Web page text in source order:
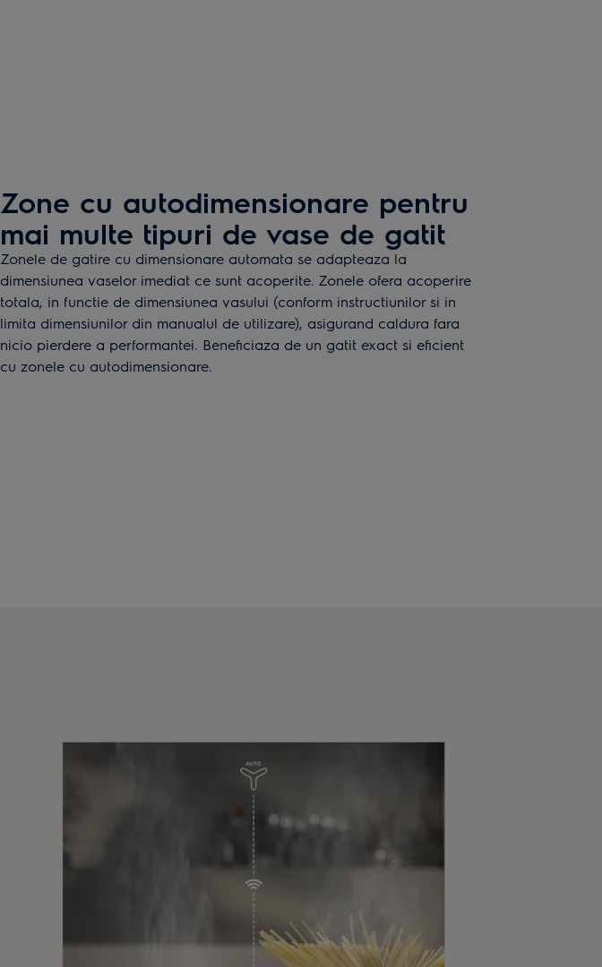
Zone cu autodimensionare pentru
mai multe tipuri de vase de gatit
Zonele de gatire cu dimensionare automata se adapteaza la
dimensiunea vaselor imediat ce sunt acoperite. Zonele ofera acoperire
totala, in functie de dimensiunea vasului (conform instructiunilor si in
limita dimensiunilor din manualul de utilizare), asigurand caldura fara
nicio pierdere a performantei. Beneficiaza de un gatit exact si eficient
cu zonele cu autodimensionare.